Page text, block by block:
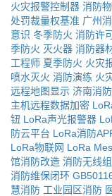
火灾报警控制器 消防
处罚裁量权基准 广州
意识 冬季防火 消防许
季防火 灭火器 消防器
工程师 夏季防火 火灾
喷水灭火 消防演练 火
远程地图显示 济南消
主机远程数据加密
钮 LoRa声光报警器
防云平台 LoRa消防
LoRa物联网 LoRa
馆消防改造 消防无线
消防维保闭环
慧消防 工业园区消防